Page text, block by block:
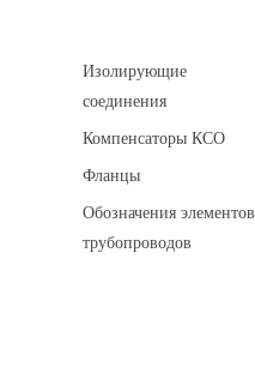
Изолирующие
соединения
Компенсаторы КСО
Фланцы
Обозначения элементов
трубопроводов